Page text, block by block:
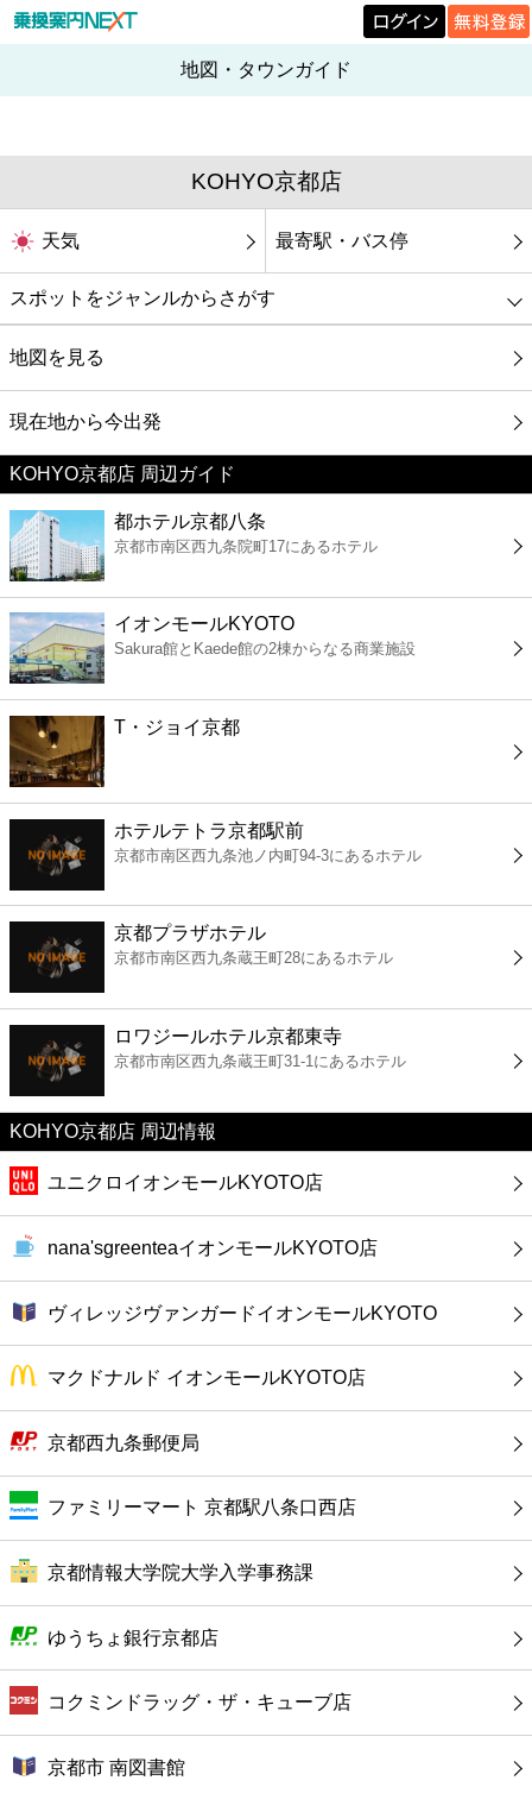
地図・タウンガイド
KOHYO京都店
天気 最寄駅・バス停
スポットをジャンルからさがす
グルメ
映画
美容
コンビニ
薬局
スーパー
エンタメ
レジャー
書店
ファミレス
ファーストフード
カフェ
ショッピング
銀行
病院
地図を見る
現在地から今出発
KOHYO京都店 周辺ガイド
都ホテル京都八条
京都市南区西九条院町17にあるホテル
イオンモールKYOTO
Sakura館とKaede館の2棟からなる商業施設
T・ジョイ京都
ホテルテトラ京都駅前
京都市南区西九条池ノ内町94-3にあるホテル
京都プラザホテル
京都市南区西九条蔵王町28にあるホテル
ロワジールホテル京都東寺
京都市南区西九条蔵王町31-1にあるホテル
KOHYO京都店 周辺情報
ユニクロイオンモールKYOTO店
nana'sgreenteaイオンモールKYOTO店
ヴィレッジヴァンガードイオンモールKYOTO
マクドナルド イオンモールKYOTO店
京都西九条郵便局
ファミリーマート 京都駅八条口西店
京都情報大学院大学入学事務課
ゆうちょ銀行京都店
コクミンドラッグ・ザ・キューブ店
京都市 南図書館